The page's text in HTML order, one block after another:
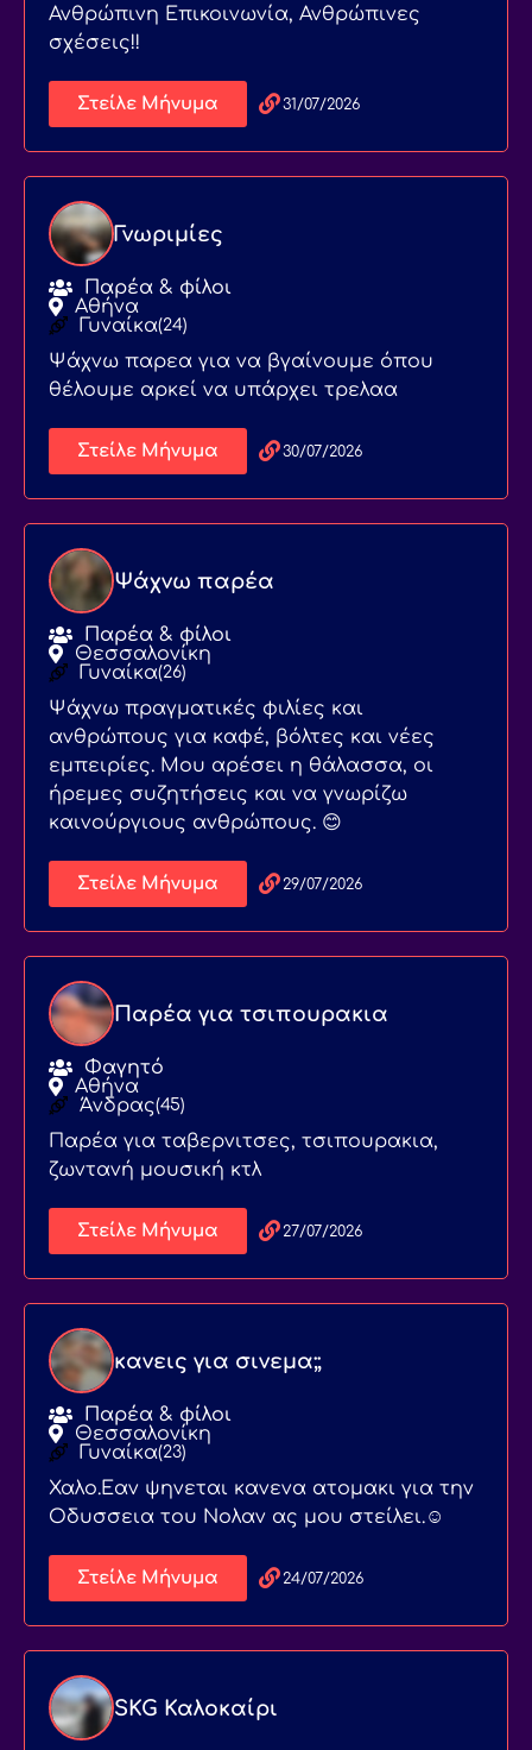
Ανθρώπινη Επικοινωνία, Ανθρώπινες
σχέσεις!!
Στείλε Μήνυμα 31/07/2026
Γνωριμίες
Παρέα & φίλοι
Αθήνα
Γυναίκα(24)
Ψάχνω παρεα για να βγαίνουμε όπου
θέλουμε αρκεί να υπάρχει τρελαα
Στείλε Μήνυμα 30/07/2026
Ψάχνω παρέα
Παρέα & φίλοι
Θεσσαλονίκη
Γυναίκα(26)
Ψάχνω πραγματικές φιλίες και
ανθρώπους για καφέ, βόλτες και νέες
εμπειρίες. Μου αρέσει η θάλασσα, οι
ήρεμες συζητήσεις και να γνωρίζω
καινούργιους ανθρώπους. 😊
Στείλε Μήνυμα 29/07/2026
Παρέα για τσιπουρακια
Φαγητό
Αθήνα
Άνδρας(45)
Παρέα για ταβερνιτσες, τσιπουρακια,
ζωντανή μουσική κτλ
Στείλε Μήνυμα 27/07/2026
κανεις για σινεμα;;
Παρέα & φίλοι
Θεσσαλονίκη
Γυναίκα(23)
Χαλο.Εαν ψηνεται κανενα ατομακι για την
Οδυσσεια του Νολαν ας μου στείλει.☺️
Στείλε Μήνυμα 24/07/2026
SKG Καλοκαίρι